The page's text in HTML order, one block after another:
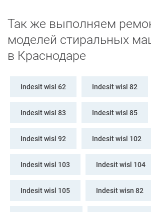
Так же выполняем
моделей стиральных
в Краснодаре
Indesit wisl 62 Indesit wisl 82
Indesit wisl 83 Indesit wisl 85
Indesit wisl 92 Indesit wisl 102
Indesit wisl 103 Indesit wisl 104
Indesit wisl 105 Indesit wisn 82